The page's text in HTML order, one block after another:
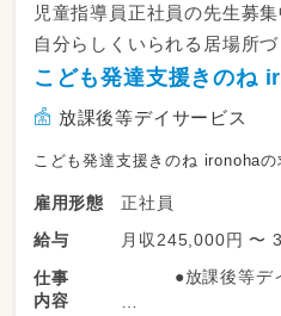
児童指導員正社員の先生募
自分らしくいられる居場所
こども発達支援きのね
放課後等デイサービス
こども発達支援きのね ironoha
雇用形態
正社員
給与
月収245,000円 〜
仕事
内容
●放課後等デイ